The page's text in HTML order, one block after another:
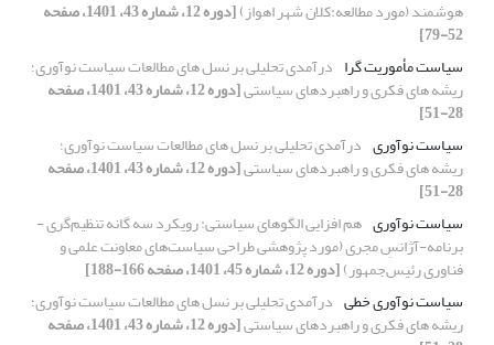
هوشمند (مورد مطالعه:کلان شهر اهواز) [دوره 12، شماره 43، 1401، صفحه
52-79]
سیاست مأموریت گرا درآمدی تحلیلی بر نسل های مطالعات سیاست نوآوری؛
ریشه های فکری و راهبردهای سیاستی [دوره 12، شماره 43، 1401، صفحه
28-51]
سیاست نوآوری درآمدی تحلیلی بر نسل های مطالعات سیاست نوآوری؛
ریشه های فکری و راهبردهای سیاستی [دوره 12، شماره 43، 1401، صفحه
28-51]
سیاست نوآوری هم افزایی الگوهای سیاستی: رویکرد سه گانه تنظیم‌گری -
برنامه-آژانسِ مجری (مورد پژوهشی طراحی سیاست‌های معاونت علمی و
فناوری رئیس‌جمهور)[دوره 12، شماره 45، 1401، صفحه 166-188]
سیاست نوآوری خطی درآمدی تحلیلی بر نسل های مطالعات سیاست نوآوری؛
ریشه های فکری و راهبردهای سیاستی [دوره 12، شماره 43، 1401، صفحه